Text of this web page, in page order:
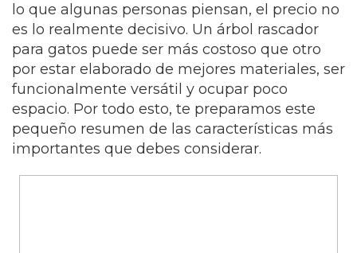
lo que algunas personas piensan, el precio no
es lo realmente decisivo. Un árbol rascador
para gatos puede ser más costoso que otro
por estar elaborado de mejores materiales, ser
funcionalmente versátil y ocupar poco
espacio. Por todo esto, te preparamos este
pequeño resumen de las características más
importantes que debes considerar.